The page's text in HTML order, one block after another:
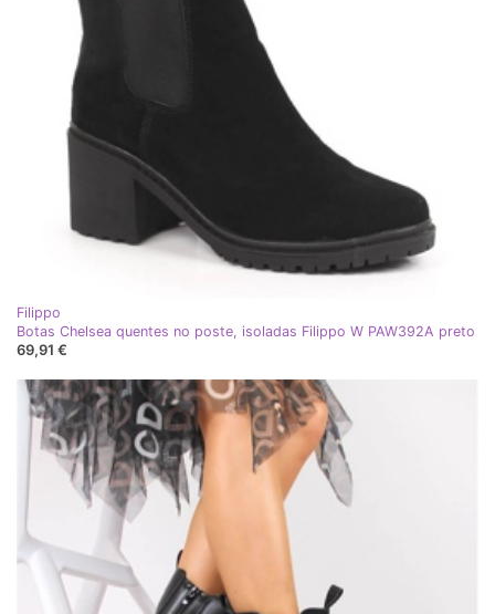
Filippo
Botas Chelsea quentes no poste, isoladas Filippo W PAW392A preto
69,91 €